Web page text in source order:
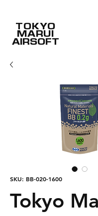
TOKYO
MARUI
AIRSOFT
SKU: BB-020-1600
Tokyo